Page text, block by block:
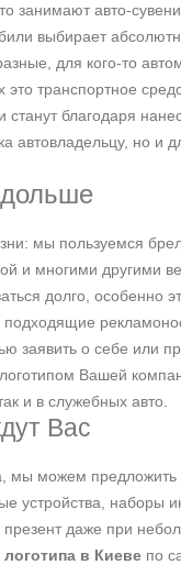
занимают авто-
выбирает
для кого-то
транспортное
станут благодаря
автовладельцу, но
мы пользуемся
многими другими
долго, особенно
заявить о себе или
Вашей
и в служебных авто.
Вас
мы можем
устройства, наборы
даже при
логотипа в Киевепо